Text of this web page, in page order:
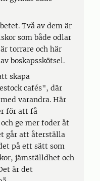
Två av dem är
som både odlar
torrare och här
boskapsskötsel.
skapa
cafés", där
varandra. Här
för att få
ge mer foder åt
går att återställa
på ett sätt som
jämställdhet och
är det